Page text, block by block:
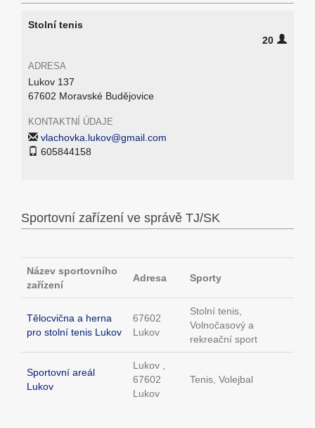
Stolní tenis
20
ADRESA
Lukov 137
67602 Moravské Budějovice
KONTAKTNÍ ÚDAJE
vlachovka.lukov@gmail.com
605844158
Sportovní zařízení ve správě TJ/SK
Název sportovního
zařízení
Adresa Sporty
Tělocvična a herna
pro stolní tenis Lukov
67602
Lukov
Stolní tenis,
Volnočasový a
rekreační sport
Sportovní areál
Lukov
Lukov ,
67602
Lukov
Tenis, Volejbal